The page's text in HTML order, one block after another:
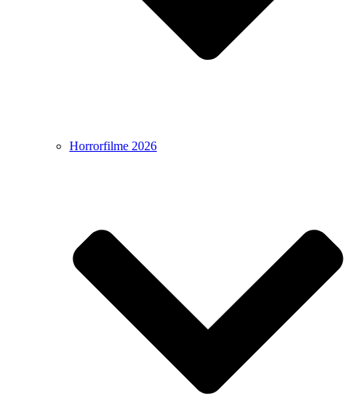
Horrorfilme 2026